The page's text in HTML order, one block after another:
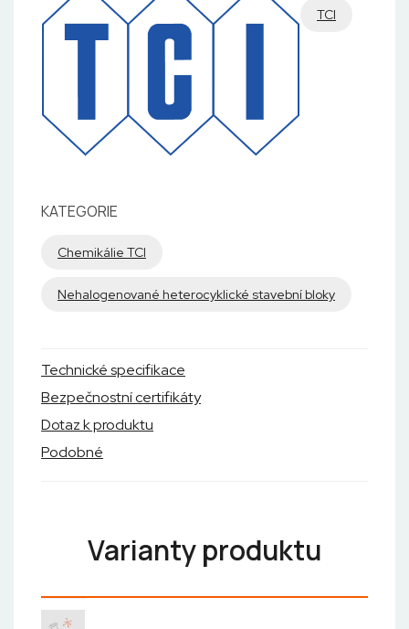
TCI
KATEGORIE
Chemikálie TCI
Nehalogenované heterocyklické stavební bloky
Technické specifikace
Bezpečnostní certifikáty
Dotaz k produktu
Podobné
Varianty produktu